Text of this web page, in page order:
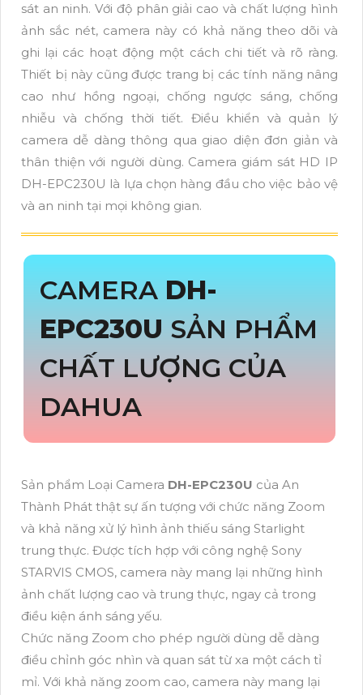
sát an ninh. Với độ phân giải cao và chất lượng hình
ảnh sắc nét, camera này có khả năng theo dõi và
ghi lại các hoạt động một cách chi tiết và rõ ràng.
Thiết bị này cũng được trang bị các tính năng nâng
cao như hồng ngoại, chống ngược sáng, chống
nhiễu và chống thời tiết. Điều khiển và quản lý
camera dễ dàng thông qua giao diện đơn giản và
thân thiện với người dùng. Camera giám sát HD IP
DH-EPC230U là lựa chọn hàng đầu cho việc bảo vệ
và an ninh tại mọi không gian.
CAMERA DH-
EPC230U SẢN PHẨM
CHẤT LƯỢNG CỦA
DAHUA
Sản phẩm Loại Camera DH-EPC230U của An
Thành Phát thật sự ấn tượng với chức năng Zoom
và khả năng xử lý hình ảnh thiếu sáng Starlight
trung thực. Được tích hợp với công nghệ Sony
STARVIS CMOS, camera này mang lại những hình
ảnh chất lượng cao và trung thực, ngay cả trong
điều kiện ánh sáng yếu.
Chức năng Zoom cho phép người dùng dễ dàng
điều chỉnh góc nhìn và quan sát từ xa một cách tỉ
mỉ. Với khả năng zoom cao, camera này mang lại